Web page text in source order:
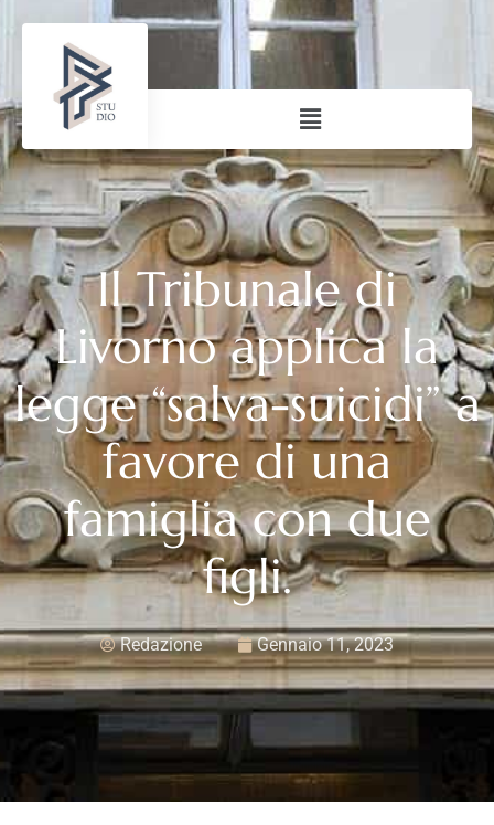
Il Tribunale di
Livorno applica la
legge “salva-suicidi” a
favore di una
famiglia con due
figli.
Redazione Gennaio 11, 2023